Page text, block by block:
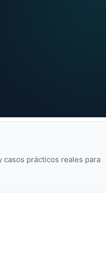
prácticos reales para